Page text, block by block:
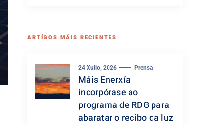
ARTÍGOS MÁIS RECIENTES
24 Xullo, 2026 Prensa
Máis Enerxía
incorpórase ao
programa de RDG para
abaratar o recibo da luz